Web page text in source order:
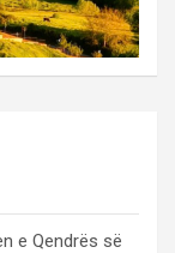
e Qendrës së